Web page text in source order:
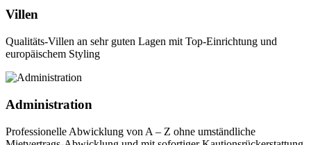
Villen
Qualitäts-Villen an sehr guten Lagen mit Top-Einrichtung und
europäischem Styling
Administration
Professionelle Abwicklung von A – Z ohne umständliche